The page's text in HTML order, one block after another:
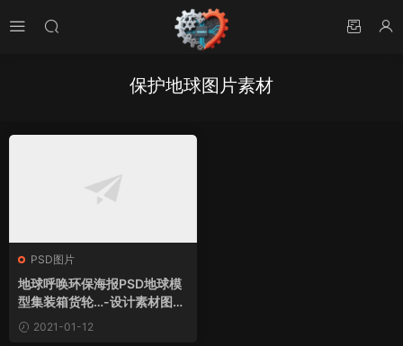
保护地球图片素材
PSD图片
地球呼唤环保海报PSD地球模
型集装箱货轮…-设计素材图片
下载2021-01-12